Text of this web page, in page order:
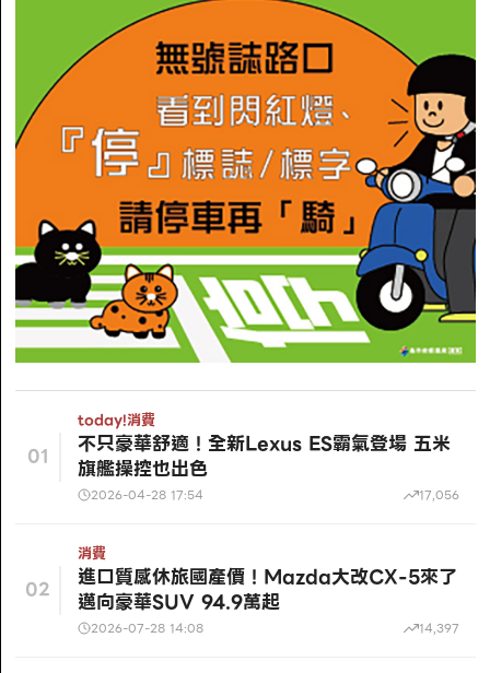
01
today!消費
不只豪華舒適！全新Lexus ES霸氣登場 五米
旗艦操控也出色
2026-04-28 17:54 17,056
02
消費
進口質感休旅國產價！Mazda大改CX-5來了
邁向豪華SUV 94.9萬起
2026-07-28 14:08 14,397